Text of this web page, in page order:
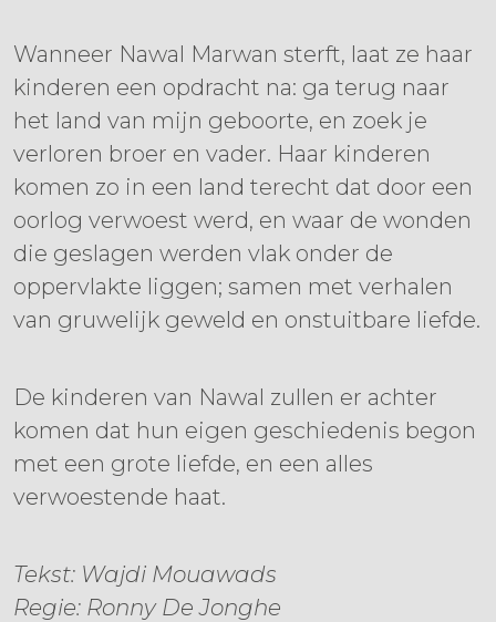
Wanneer Nawal Marwan sterft, laat ze haar
kinderen een opdracht na: ga terug naar
het land van mijn geboorte, en zoek je
verloren broer en vader. Haar kinderen
komen zo in een land terecht dat door een
oorlog verwoest werd, en waar de wonden
die geslagen werden vlak onder de
oppervlakte liggen; samen met verhalen
van gruwelijk geweld en onstuitbare liefde.
De kinderen van Nawal zullen er achter
komen dat hun eigen geschiedenis begon
met een grote liefde, en een alles
verwoestende haat.
Tekst: Wajdi Mouawads
Regie: Ronny De Jonghe